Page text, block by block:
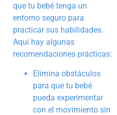
que tu bebé tenga un
entorno seguro para
practicar sus habilidades.
Aquí hay algunas
recomendaciones prácticas:
Elimina obstáculos
para que tu bebé
pueda experimentar
con el movimiento sin